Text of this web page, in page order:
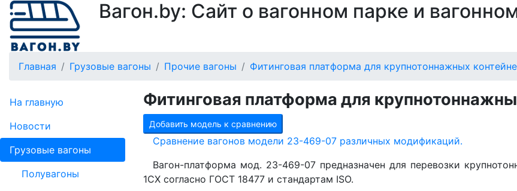
Вагон.by: Сайт о вагонном парке и
Главная Грузовые вагоны Прочие вагоны Фитинговая платформа для крупнотоннажных
На главную
Новости
Грузовые вагоны
Полувагоны
Фитинговая платформа для
Добавить модель к сравнению
Сравнение вагонов модели 23-469-07 различных модификаций.
Вагон-платформа мод. 23-469-07 предназначен для перевозки
1СХ согласно ГОСТ 18477 и стандартам ISO.